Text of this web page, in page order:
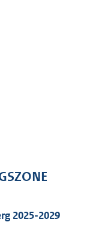
2025-2029